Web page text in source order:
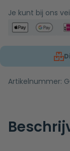
Je kunt bij ons
Artikelnummer: